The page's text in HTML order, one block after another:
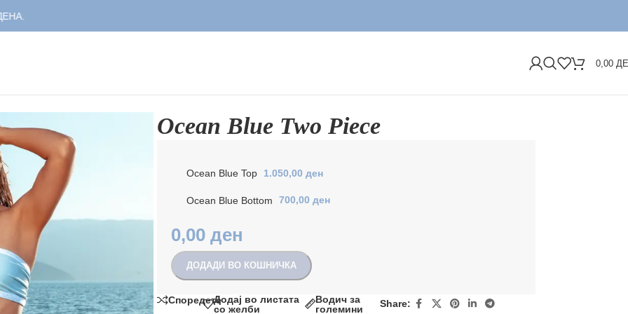
0,00
Ocean Blue Two Piece
Ocean Blue Top 1.050,00 ден
Ocean Blue Bottom 700,00 ден
0,00 ден
ДОДАДИ ВО КОШНИЧКА
СпоредетеДодај во листата
со желби
Водич за
големини
Share: